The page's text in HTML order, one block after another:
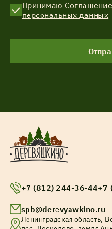
Принимаю
персональных данных
+7 (812) 244-36-44+7
spb@derevyawkino.ru
Ленинградская область,